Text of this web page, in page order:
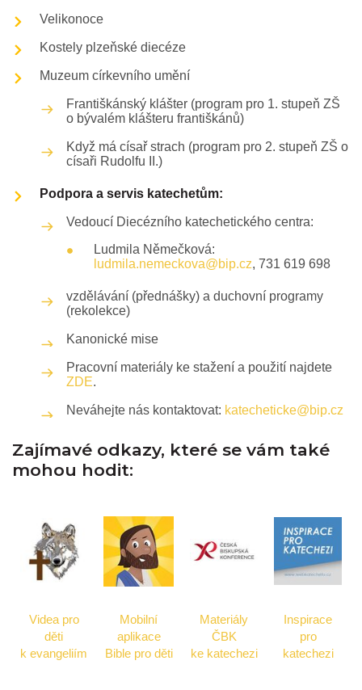
Velikonoce
Kostely plzeňské diecéze
Muzeum církevního umění
Františkánský klášter (program pro 1. stupeň ZŠ
o bývalém klášteru františkánů)
Když má císař strach (program pro 2. stupeň ZŠ o
císaři Rudolfu II.)
Podpora a servis katechetům:
Vedoucí Diecézního katechetického centra:
Ludmila Němečková:
ludmila.nemeckova@bip.cz, 731 619 698
vzdělávání (přednášky) a duchovní programy
(rekolekce)
Kanonické mise
Pracovní materiály ke stažení a použití najdete
ZDE.
Neváhejte nás kontaktovat: katecheticke@bip.cz
Zajímavé odkazy, které se vám také
mohou hodit:
Videa pro
děti
k evangeliím
Mobilní
aplikace
Bible pro děti
Materiály
ČBK
ke katechezi
Inspirace
pro
katechezi